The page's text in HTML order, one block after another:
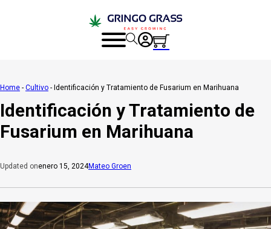
Home - Cultivo - Identificación y Tratamiento de Fusarium en Marihuana
Identificación y Tratamiento de
Fusarium en Marihuana
Updated onenero 15, 2024Mateo Groen